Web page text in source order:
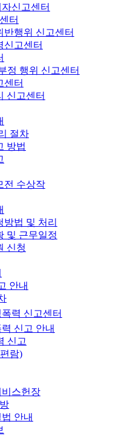
신고센터
터
반행위 신고센터
신고센터
정 행위 신고센터
센터
신고센터
절차
방법
전 수상작
방법 및 처리
및 근무일정
신청
안내
력 신고센터
신고 안내
신고
람)
스헌장
안내